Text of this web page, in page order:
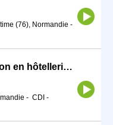
(76), Normandie -
Adjoint / Adjointe de la direction en hôtellerie-restauration (H/F)
- CDI -